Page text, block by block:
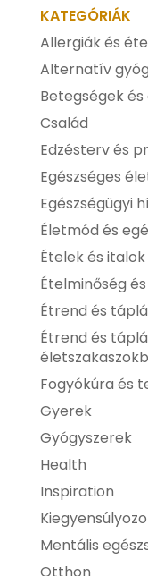
KATEGÓRIÁK
Allergiák és
Alternatív
Betegségek
Család
Edzésterv és
Egészséges
Egészségügyi
Életmód és
Ételek és italok
Ételminőség
Étrend és
Étrend és
Fogyókúra és
Gyerek
Gyógyszerek
Health
Inspiration
Mentális